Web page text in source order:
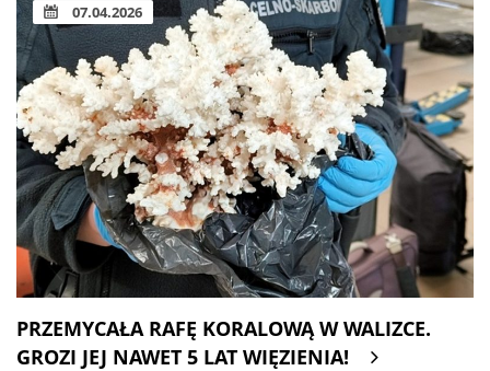
07.04.2026
PRZEMYCAŁA RAFĘ KORALOWĄ W WALIZCE.
GROZI JEJ NAWET 5 LAT WIĘZIENIA!